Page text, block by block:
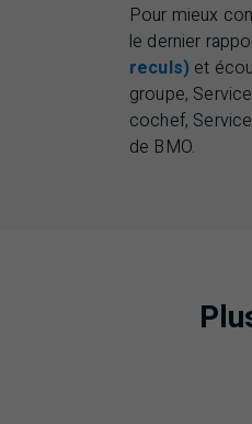
Pour mieux
le dernier
reculs) et
groupe,
cochef,
de BMO.